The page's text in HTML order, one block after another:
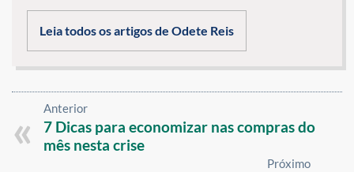
Leia todos os artigos de Odete Reis
Anterior
7 Dicas para economizar nas compras do
mês nesta crise
Próximo